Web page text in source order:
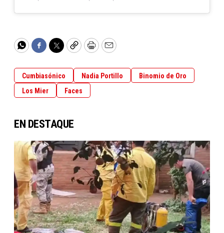
WhatsApp
Facebook
TwitterCopyPrintEmail
Cumbiasónico Nadia Portillo
Binomio de Oro
Los Mier
Faces
EN DESTAQUE